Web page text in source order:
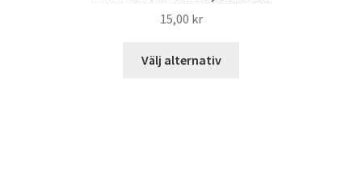
15,00 kr
Välj alternativ